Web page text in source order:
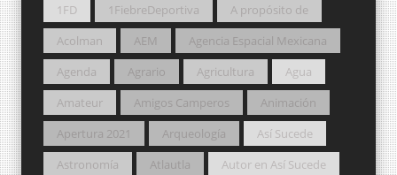
1FD 1FiebreDeportiva
A propósito de
Acolman
AEM
Agencia Espacial Mexicana
Agenda
Agrario Agricultura
Agua
Amateur
Amigos Camperos
Animación
Apertura 2021
Arqueología
Así Sucede
Astronomía
Atlautla
Autor en Así Sucede